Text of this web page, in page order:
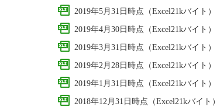
2019年5月31日時点（Excel21kバイト）
2019年4月30日時点（Excel21kバイト）
2019年3月31日時点（Excel21kバイト）
2019年2月28日時点（Excel21kバイト）
2019年1月31日時点（Excel21kバイト）
2018年12月31日時点（Excel21kバイト）